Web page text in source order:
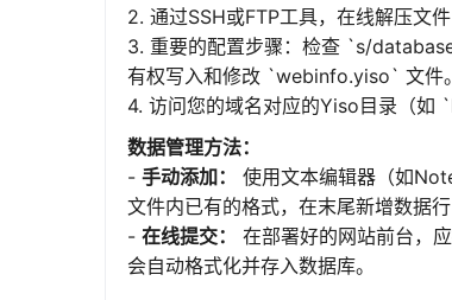
2. 通过SSH或FTP工具，在线解压文
3. 重要的配置步骤：检查 `s/
有权写入和修改 `webinfo.yiso` 文件。
4. 访问您的域名对应的Yiso目录（
数据管理方法：
- 手动添加：
使用文本编辑器（如
文件内已有的格式，在末尾新增数据
- 在线提交：
在部署好的网站前台，
会自动格式化并存入数据库。